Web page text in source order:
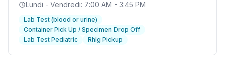
Lundi - Vendredi: 7:00 AM - 3:45 PM
Lab Test (blood or urine)
Container Pick Up / Specimen Drop Off
Lab Test Pediatric
RhIg Pickup